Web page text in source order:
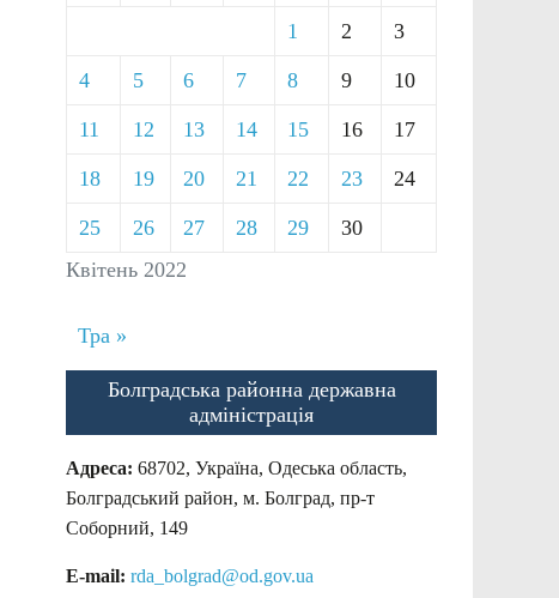
Квітень 2022
1 2 3
4 5 6 7 8 9 10
11 12 13 14 15 16 17
18 19 20 21 22 23 24
25 26 27 28 29 30
Тра »
Болградська районна державна
адміністрація
Адреса: 68702, Україна, Одеська область,
Болградський район, м. Болград, пр-т
Соборний, 149
E-mail: rda_bolgrad@od.gov.ua